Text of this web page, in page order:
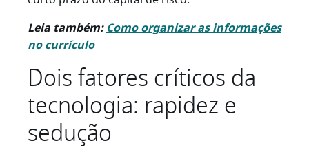
Leia também: Como organizar as informações
no currículo
Dois fatores críticos da
tecnologia: rapidez e
sedução